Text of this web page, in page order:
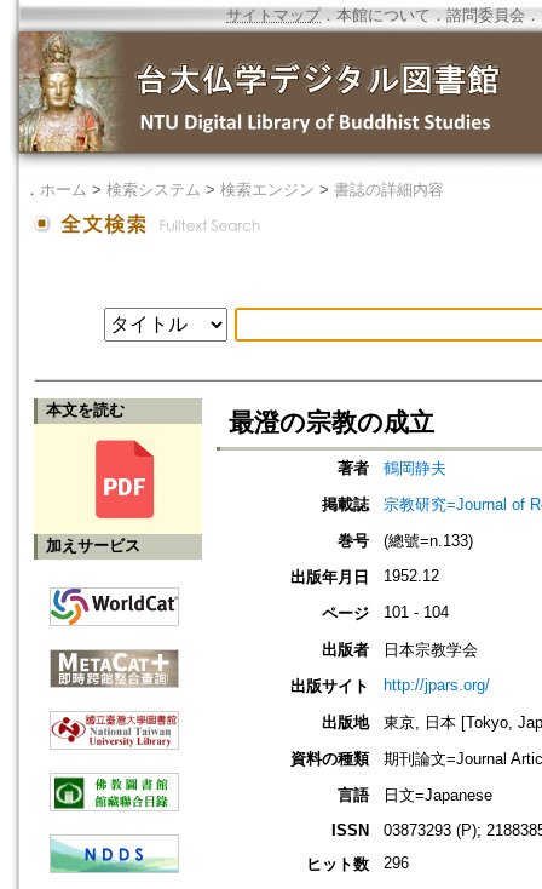
サイトマップ．本館について ． 諮問委員会 ．
． ホーム > 検索システム > 検索エンジン > 書誌の詳細内容
本文を読む
加えサービス
最澄の宗教の成立
著者
鶴岡静夫
掲載誌
宗教研究=Journal of
巻号
(總號=n.133)
出版年月日
1952.12
ページ 101 - 104
出版者
日本宗教学会
出版サイト
http://jpars.org/
出版地
東京, 日本 [Tokyo,
資料の種類
期刊論文=Journal
言語
日文=Japanese
ISSN
03873293 (P);
ヒット数
296